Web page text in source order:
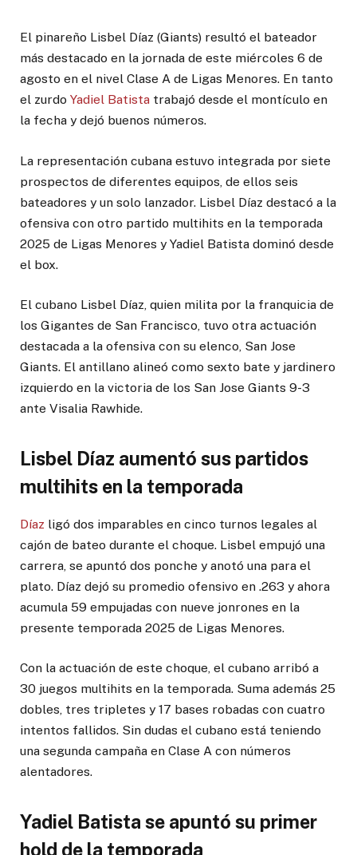
El pinareño Lisbel Díaz (Giants) resultó el bateador
más destacado en la jornada de este miércoles 6 de
agosto en el nivel Clase A de Ligas Menores. En tanto
el zurdo Yadiel Batista trabajó desde el montículo en
la fecha y dejó buenos números.
La representación cubana estuvo integrada por siete
prospectos de diferentes equipos, de ellos seis
bateadores y un solo lanzador. Lisbel Díaz destacó a la
ofensiva con otro partido multihits en la temporada
2025 de Ligas Menores y Yadiel Batista dominó desde
el box.
El cubano Lisbel Díaz, quien milita por la franquicia de
los Gigantes de San Francisco, tuvo otra actuación
destacada a la ofensiva con su elenco, San Jose
Giants. El antillano alineó como sexto bate y jardinero
izquierdo en la victoria de los San Jose Giants 9-3
ante Visalia Rawhide.
Lisbel Díaz aumentó sus partidos
multihits en la temporada
Díaz ligó dos imparables en cinco turnos legales al
cajón de bateo durante el choque. Lisbel empujó una
carrera, se apuntó dos ponche y anotó una para el
plato. Díaz dejó su promedio ofensivo en .263 y ahora
acumula 59 empujadas con nueve jonrones en la
presente temporada 2025 de Ligas Menores.
Con la actuación de este choque, el cubano arribó a
30 juegos multihits en la temporada. Suma además 25
dobles, tres tripletes y 17 bases robadas con cuatro
intentos fallidos. Sin dudas el cubano está teniendo
una segunda campaña en Clase A con números
alentadores.
Yadiel Batista se apuntó su primer
hold de la temporada